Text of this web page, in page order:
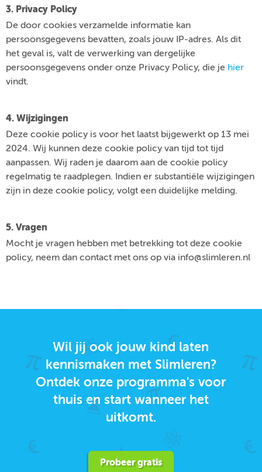
3. Privacy Policy
De door cookies verzamelde informatie kan
persoonsgegevens bevatten, zoals jouw IP-adres. Als dit
het geval is, valt de verwerking van dergelijke
persoonsgegevens onder onze Privacy Policy, die je hier
vindt.
4. Wijzigingen
Deze cookie policy is voor het laatst bijgewerkt op 13 mei
2024. Wij kunnen deze cookie policy van tijd tot tijd
aanpassen. Wij raden je daarom aan de cookie policy
regelmatig te raadplegen. Indien er substantiële wijzigingen
zijn in deze cookie policy, volgt een duidelijke melding.
5. Vragen
Mocht je vragen hebben met betrekking tot deze cookie
policy, neem dan contact met ons op via info@slimleren.nl
Wil jij ook jouw kind laten
kennismaken met Slimleren?
Ontdek onze programma's voor
thuis en start wanneer het
uitkomt.
Probeer gratis